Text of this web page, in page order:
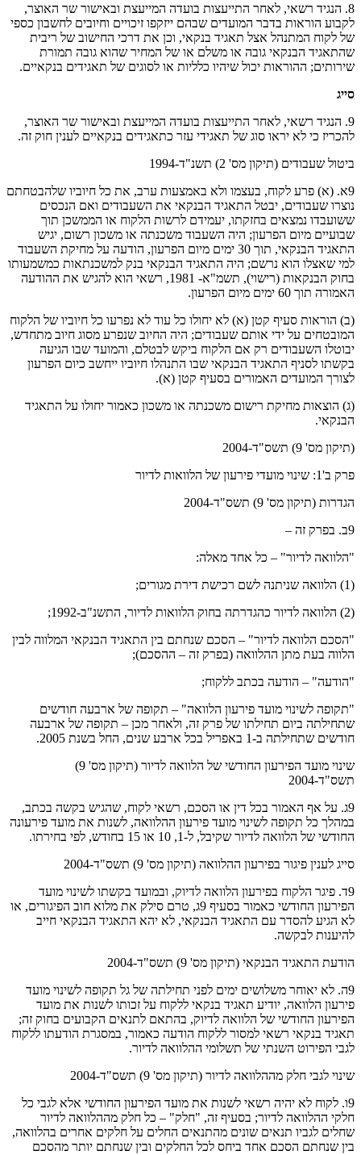
8. הנגיד רשאי, לאחר התייעצות בועדה המייעצת ובאישור שר האוצר,
לקבוע הוראות בדבר המועדים שבהם ייזקפו זיכויים וחיובים לחשבון כספי
של לקוח המתנהל אצל תאגיד בנקאי, וכן את דרכי החישוב של ריבית
שהתאגיד הבנקאי גובה או משלם או של המחיר שהוא גובה תמורת
שירותים; ההוראות יכול שיהיו כלליות או לסוגים של תאגידים בנקאיים.
סייג
9. הנגיד רשאי, לאחר התייעצות בועדה המייעצת ובאישור שר האוצר,
להכריז כי לא יראו סוג של תאגידי עזר כתאגידים בנקאיים לענין חוק זה.
ביטול שעבודים (תיקון מס' 2) תשנ"ד-1994
9א. (א) פרע לקוח, בעצמו ולא באמצעות ערב, את כל חיוביו שלהבטחתם
נוצרו שעבודים, יבטל התאגיד הבנקאי את השעבודים ואם הנכסים
ששועבדו נמצאים בחזקתו, יעמידם לרשות הלקוח או הממשכן תוך
שבועיים מיום הפרעון; היה השעבוד משכנתה או משכון רשום, יגיש
התאגיד הבנקאי, תוך 30 ימים מיום הפרעון, הודעה על מחיקת השעבוד
למי שאצלו הוא נרשם; היה התאגיד הבנקאי בנק למשכנתאות כמשמעותו
בחוק הבנקאות (רישוי), תשמ"א- 1981, רשאי הוא להגיש את ההודעה
האמורה תוך 60 ימים מיום הפרעון.
(ב) הוראות סעיף קטן (א) לא יחולו כל עוד לא נפרעו כל חיוביו של הלקוח
המובטחים על ידי אותם שעבודים; היה החיוב שנפרע מסוג חיוב מתחדש,
יבוטלו השעבודים רק אם הלקוח ביקש לבטלם, והמועד שבו הגיעה
בקשתו לסניף התאגיד הבנקאי שבו התנהלו חיוביו ייחשב כיום הפרעון
לצורך המועדים האמורים בסעיף קטן (א).
(ג) הוצאות מחיקת רישום משכנתה או משכון כאמור יחולו על התאגיד
הבנקאי.
(תיקון מס' 9) תשס"ד-2004
פרק ב'1: שינוי מועדי פירעון של הלוואות לדיור
הגדרות (תיקון מס' 9) תשס"ד-2004
9ב. בפרק זה –
"הלוואה לדיור" – כל אחד מאלה:
(1) הלוואה שניתנה לשם רכישת דירת מגורים;
(2) הלוואה לדיור כהגדרתה בחוק הלוואות לדיור, התשנ"ב-1992;
"הסכם הלוואה לדיור" – הסכם שנחתם בין התאגיד הבנקאי המלווה לבין
הלווה בעת מתן ההלוואה (בפרק זה – ההסכם);
"הודעה" – הודעה בכתב ללקוח;
"תקופה לשינוי מועד פירעון הלוואה" – תקופה של ארבעה חודשים
שתחילתה ביום תחילתו של פרק זה, ולאחר מכן – תקופה של ארבעה
חודשים שתחילתה ב-1 באפריל בכל ארבע שנים, החל בשנת 2005.
שינוי מועד הפירעון החודשי של הלוואה לדיור (תיקון מס' 9)
תשס"ד-2004
9ג. על אף האמור בכל דין או הסכם, רשאי לקוח, שהגיש בקשה בכתב,
במהלך כל תקופה לשינוי מועד פירעון ההלוואה, לשנות את מועד פירעונה
החודשי של הלוואה לדיור שקיבל, ל-1, 10 או 15 בחודש, לפי בחירתו.
סייג לענין פיגור בפירעון ההלוואה (תיקון מס' 9) תשס"ד-2004
9ד. פיגר הלקוח בפירעון הלוואה לדיוק, ובמועד בקשתו לשינוי מועד
הפירעון החודשי כאמור בסעיף 9ג, טרם סילק את מלוא חוב הפיגורים, או
לא הגיע להסדר עם התאגיד הבנקאי, לא יהא התאגיד הבנקאי חייב
להיענות לבקשה.
הודעת התאגיד הבנקאי (תיקון מס' 9) תשס"ד-2004
9ה. לא יאוחר משלושים ימים לפני תחילתה של גל תקופה לשינוי מועד
פירעון הלוואה, יודיע תאגיד בנקאי ללקוח על זכותו לשנות את מועד
הפירעון החודשי של הלוואה לדיוק, בהתאם לתנאים הקבועים בחוק זה;
תאגיד בנקאי רשאי למסור ללקוח הודעה כאמור, במסגרת הודעתו ללקוח
לגבי הפירוט השנתי של תשלומי ההלוואה לדיור.
שינוי לגבי חלק מההלוואה לדיור (תיקון מס' 9) תשס"ד-2004
9ו. לקוח לא יהיה רשאי לשנות את מועד הפירעון החודשי אלא לגבי כל
חלקי ההלוואה לדיור; בסעיף זה, "חלק" – כל חלק מההלוואה לדיור
שחלים לגביו תנאים שונים מהתנאים החלים על חלקים אחרים בהלוואה,
בין שנחתם הסכם אחד ביחס לכל החלקים ובין שנחתם יותר מהסכם